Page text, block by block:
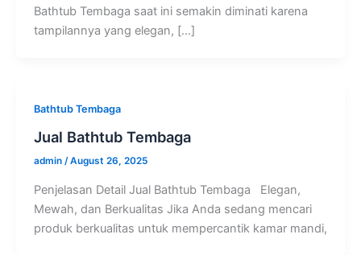
Bathtub Tembaga saat ini semakin diminati karena
tampilannya yang elegan, […]
Bathtub Tembaga
Jual Bathtub Tembaga
admin /August 26, 2025
Penjelasan Detail Jual Bathtub Tembaga Elegan,
Mewah, dan Berkualitas Jika Anda sedang mencari
produk berkualitas untuk mempercantik kamar mandi,